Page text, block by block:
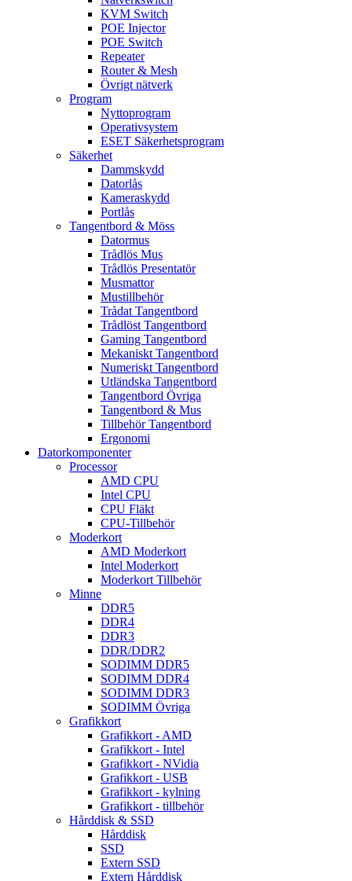
KVM Switch
POE Injector
POE Switch
Repeater
Router & Mesh
Övrigt nätverk
Program
Nyttoprogram
Operativsystem
ESET Säkerhetsprogram
Säkerhet
Dammskydd
Datorlås
Kameraskydd
Portlås
Tangentbord & Möss
Datormus
Trådlös Mus
Trådlös Presentatör
Musmattor
Mustillbehör
Trådat Tangentbord
Trådlöst Tangentbord
Gaming Tangentbord
Mekaniskt Tangentbord
Numeriskt Tangentbord
Utländska Tangentbord
Tangentbord Övriga
Tangentbord & Mus
Tillbehör Tangentbord
Ergonomi
Datorkomponenter
Processor
AMD CPU
Intel CPU
CPU Fläkt
CPU-Tillbehör
Moderkort
AMD Moderkort
Intel Moderkort
Moderkort Tillbehör
Minne
DDR5
DDR4
DDR3
DDR/DDR2
SODIMM DDR5
SODIMM DDR4
SODIMM DDR3
SODIMM Övriga
Grafikkort
Grafikkort - AMD
Grafikkort - Intel
Grafikkort - NVidia
Grafikkort - USB
Grafikkort - kylning
Grafikkort - tillbehör
Hårddisk & SSD
Hårddisk
SSD
Extern SSD
Extern Hårddisk